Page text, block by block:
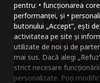
pentru: • funcționarea
performanței, și •
butonului „Accept”, ești
activitatea pe site și
utilizate de noi și de
mai sus. Dacă alegi
strict necesare
personalizate. Poți
PENTI
de la 2498lei
Vandut de Fashion Days